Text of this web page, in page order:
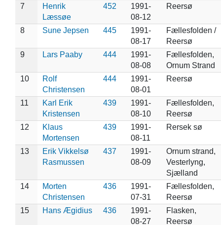
7
Henrik
Læssøe
452
1991-
08-12
Reersø
8 Sune Jepsen 445
1991-
08-17
Fællesfolden /
Reersø
9
Lars Paaby 444
1991-
08-08
Fællesfolden,
Ornum Strand
10
Rolf
Christensen
444
1991-
08-01
Reersø
11
Karl Erik
Kristensen
439
1991-
08-10
Fællesfolden,
Reersø
12
Klaus
Mortensen
439
1991-
08-11
Rersek sø
13
Erik Vikkelsø
Rasmussen
437
1991-
08-09
Ornum strand,
Vesterlyng,
Sjælland
14
Morten
Christensen
436
1991-
07-31
Fællesfolden,
Reersø
15
Hans Ægidius 436
1991-
08-27
Flasken,
Reersø